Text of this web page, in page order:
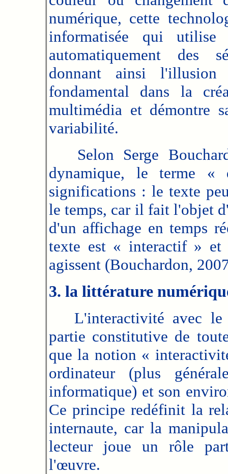
numérique, cette
informatisée qui
automatiquement des
donnant ainsi
fondamental dans la
multimédia et démontre
variabilité.
Selon Serge
dynamique, le terme
significations : le texte
le temps, car il fait l'objet
d'un affichage en temps
texte est « interactif » et
agissent (Bouchardon,
3. la littérature
L'interactivité avec le
partie constitutive de
que la notion «
ordinateur (plus
informatique) et son
Ce principe redéfinit la
internaute, car la
lecteur joue un rôle
l'œuvre.